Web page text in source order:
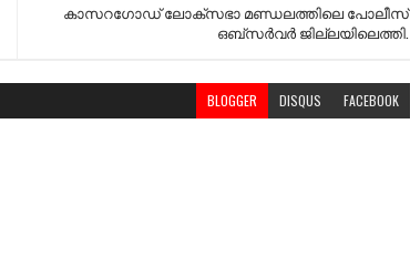
കാസറഗോഡ് ലോക്സഭാ മണ്ഡലത്തിലെ പോലീസ്
ഒബ്സർവർ ജില്ലയിലെത്തി.
BLOGGER DISQUS FACEBOOK